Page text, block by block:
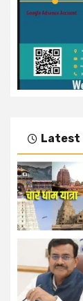
Latest